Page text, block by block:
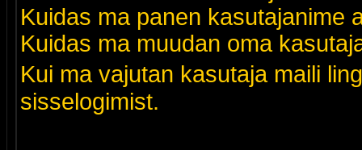
Kuidas ma panen kasutajanime
Kuidas ma muudan oma
Kui ma vajutan kasutaja maili
sisselogimist.